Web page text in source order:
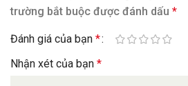
trường bắt buộc được đánh dấu*
Đánh giá của bạn*
Nhận xét của bạn*